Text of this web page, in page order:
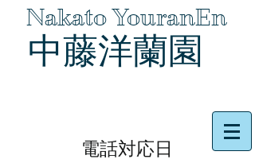
Nakato YouranEn
中藤洋蘭園
電話対応日